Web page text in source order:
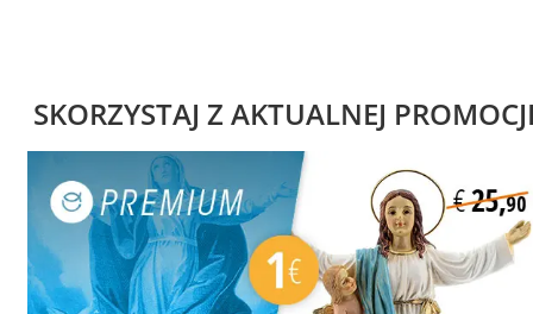
SKORZYSTAJ Z AKTUALNEJ